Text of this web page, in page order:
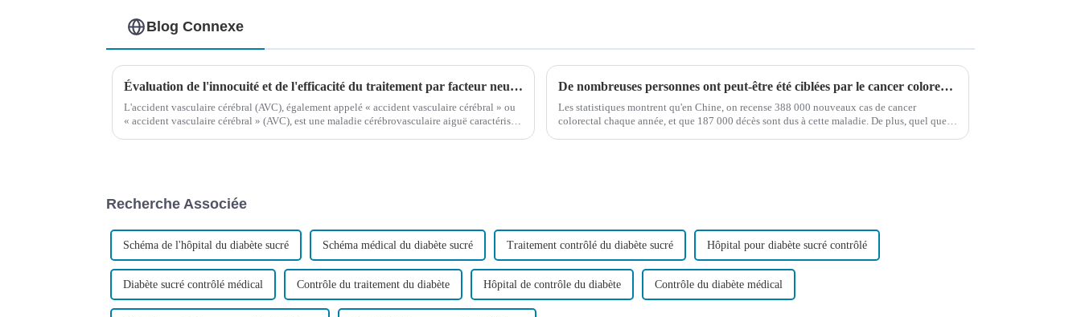
Blog Connexe
Évaluation de l'innocuité et de l'efficacité du traitement par facteur neurotrophique dans l'accident vasculaire cérébral ischémique
L'accident vasculaire cérébral (AVC), également appelé « accident vasculaire cérébral » ou
« accident vasculaire cérébral » (AVC), est une maladie cérébrovasculaire aiguë caractérisée
De nombreuses personnes ont peut-être été ciblées par le cancer colorectal ! Autotest d'une minute pour la santé intestinale, avez-vous été touché ?
Les statistiques montrent qu'en Chine, on recense 388 000 nouveaux cas de cancer
colorectal chaque année, et que 187 000 décès sont dus à cette maladie. De plus, quel que
Recherche Associée
Schéma de l'hôpital du diabète sucré Schéma médical du diabète sucré Traitement contrôlé du diabète sucré Hôpital pour diabète sucré contrôlé
Diabète sucré contrôlé médical Contrôle du traitement du diabète Hôpital de contrôle du diabète Contrôle du diabète médical